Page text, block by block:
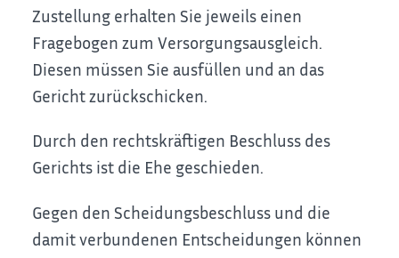
Zustellung erhalten Sie jeweils einen
Fragebogen zum Versorgungsausgleich.
Diesen müssen Sie ausfüllen und an das
Gericht zurückschicken.
Durch den rechtskräftigen Beschluss des
Gerichts ist die Ehe geschieden.
Gegen den Scheidungsbeschluss und die
damit verbundenen Entscheidungen können